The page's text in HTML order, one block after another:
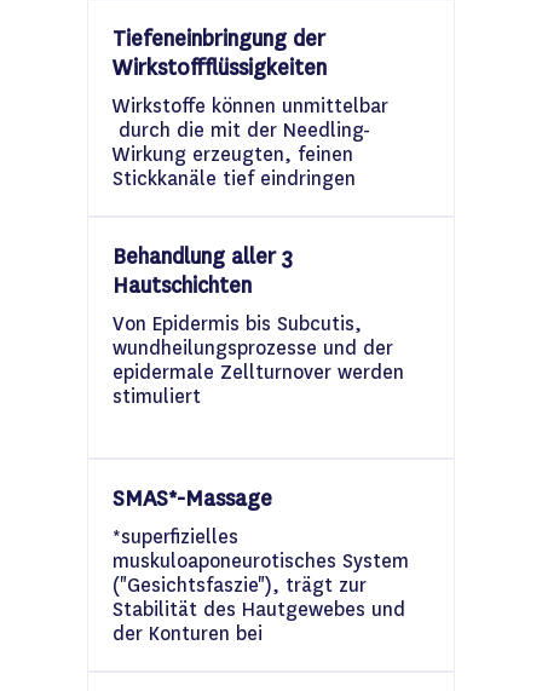
Tiefeneinbringung der
Wirkstoffflüssigkeiten
Wirkstoffe können unmittelbar
durch die mit der Needling-
Wirkung erzeugten, feinen
Stickkanäle tief eindringen
Behandlung aller 3
Hautschichten
Von Epidermis bis Subcutis,
wundheilungsprozesse und der
epidermale Zellturnover werden
stimuliert
SMAS*-Massage
*superfizielles
muskuloaponeurotisches System
("Gesichtsfaszie"), trägt zur
Stabilität des Hautgewebes und
der Konturen bei